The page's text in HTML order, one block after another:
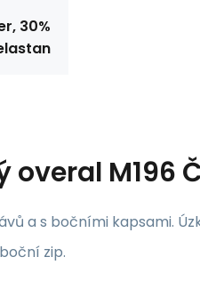
30%
overal M196
a s bočními kapsami.
zip.